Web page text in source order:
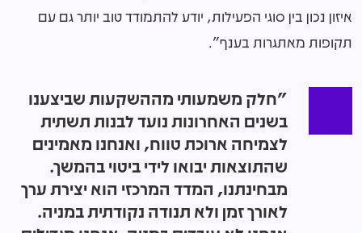
איזון נכון בין סוגי הפעילות, יודע להתמודד טוב יותר גם עם
תקופות מאתגרות בענף".
"חלק משמעותי מההשקעות שביצענו
בשנים האחרונות נועד לבנות תשתית
לצמיחה ארוכת טווח, ואנחנו מאמינים
שהתוצאות יבואו לידי ביטוי בהמשך.
מבחינתנו, המדד המרכזי הוא יצירת ערך
לאורך זמן ולא תנודה נקודתית במניה.